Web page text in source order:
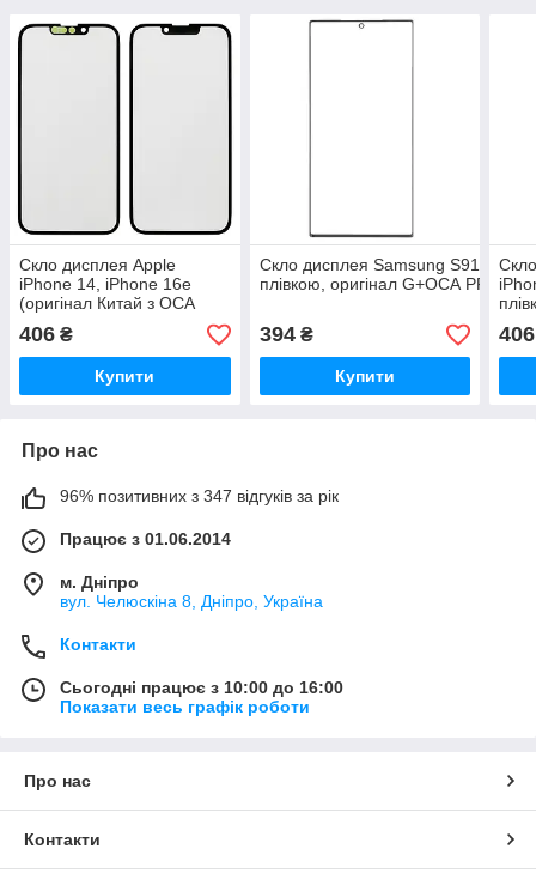
Скло дисплея Apple
iPhone 14, iPhone 16e
(оригінал Китай з OCA
плівкою)
406 ₴
Купити
Скло дисплея Samsung S918
плівкою, оригінал G+OCA PRo
394₴
Купити
406
Про нас
96% позитивних з 347 відгуків за рік
Працює з 01.06.2014
м. Дніпро
вул. Челюскіна 8, Дніпро, Україна
Контакти
Сьогодні працює з 10:00 до 16:00
Показати весь графік роботи
Про нас
Контакти